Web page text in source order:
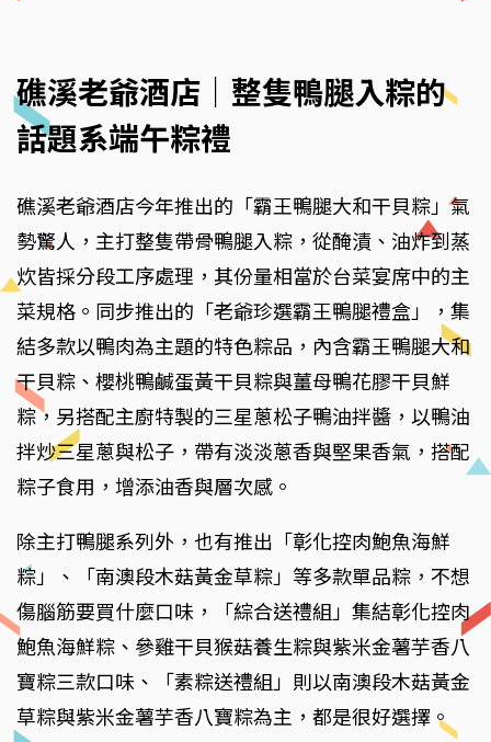
礁溪老爺酒店｜整隻鴨腿入粽的
話題系端午粽禮
礁溪老爺酒店今年推出的「霸王鴨腿大和干貝粽」氣
勢驚人，主打整隻帶骨鴨腿入粽，從醃漬、油炸到蒸
炊皆採分段工序處理，其份量相當於台菜宴席中的主
菜規格。同步推出的「老爺珍選霸王鴨腿禮盒」，集
結多款以鴨肉為主題的特色粽品，內含霸王鴨腿大和
干貝粽、櫻桃鴨鹹蛋黃干貝粽與薑母鴨花膠干貝鮮
粽，另搭配主廚特製的三星蔥松子鴨油拌醬，以鴨油
拌炒三星蔥與松子，帶有淡淡蔥香與堅果香氣，搭配
粽子食用，增添油香與層次感。
除主打鴨腿系列外，也有推出「彰化控肉鮑魚海鮮
粽」、「南澳段木菇黃金草粽」等多款單品粽，不想
傷腦筋要買什麼口味，「綜合送禮組」集結彰化控肉
鮑魚海鮮粽、參雞干貝猴菇養生粽與紫米金薯芋香八
寶粽三款口味、「素粽送禮組」則以南澳段木菇黃金
草粽與紫米金薯芋香八寶粽為主，都是很好選擇。